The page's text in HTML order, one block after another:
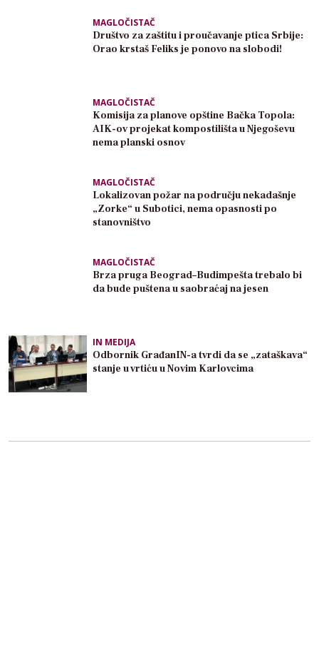
MAGLOČISTAČ
Društvo za zaštitu i proučavanje ptica Srbije:
Orao krstaš Feliks je ponovo na slobodi!
MAGLOČISTAČ
Komisija za planove opštine Bačka Topola:
AIK-ov projekat kompostilišta u Njegoševu
nema planski osnov
MAGLOČISTAČ
Lokalizovan požar na području nekadašnje
„Zorke“ u Subotici, nema opasnosti po
stanovništvo
MAGLOČISTAČ
Brza pruga Beograd–Budimpešta trebalo bi
da bude puštena u saobraćaj na jesen
IN MEDIJA
Odbornik GrađanIN-a tvrdi da se „zataškava“
stanje u vrtiću u Novim Karlovcima